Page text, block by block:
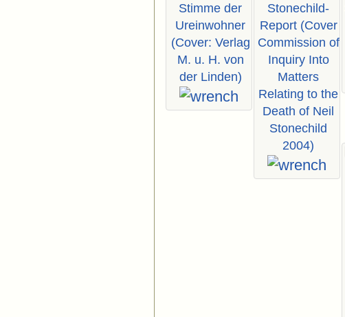
Stimme der
Ureinwohner
(Cover: Verlag
M. u. H. von
der Linden)
Stonechild-
Report (Cover
Commission of
Inquiry Into
Matters
Relating to the
Death of Neil
Stonechild
2004)